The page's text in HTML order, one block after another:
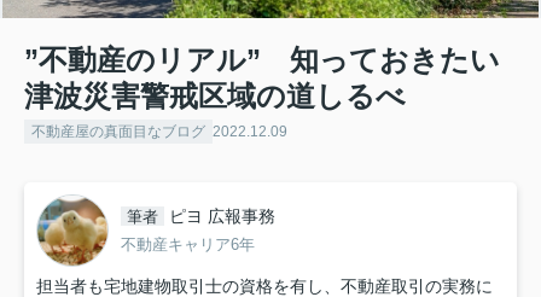
”不動産のリアル” 知っておきたい
津波災害警戒区域の道しるべ
不動産屋の真面目なブログ 2022.12.09
筆者 ピヨ 広報事務
不動産キャリア6年
担当者も宅地建物取引士の資格を有し、不動産取引の実務に